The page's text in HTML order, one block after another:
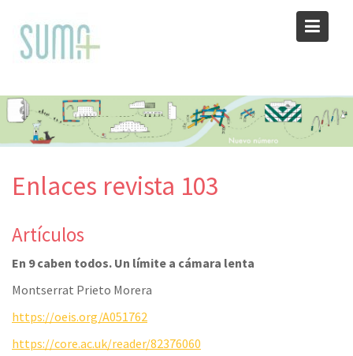
content
Enlaces revista 103
Artículos
En 9 caben todos. Un límite a cámara lenta
Montserrat Prieto Morera
https://oeis.org/A051762
https://core.ac.uk/reader/82376060